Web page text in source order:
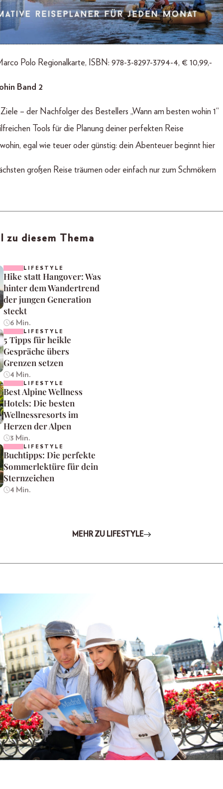
Polo Regionalkarte, ISBN: 978-3-8297-3794-4, € 10,99,-
Band 2
– der Nachfolger des Bestellers „Wann am besten wohin 1“
Tools für die Planung deiner perfekten Reise
egal wie teuer oder günstig: dein Abenteuer beginnt hier
großen Reise träumen oder einfach nur zum Schmökern
diesem Thema
LIFESTYLE
Hike statt Hangover: Was
hinter dem Wandertrend
der jungen Generation
steckt
6 Min.
LIFESTYLE
5 Tipps für heikle
Gespräche übers
Grenzen setzen
4 Min.
LIFESTYLE
Best Alpine Wellness
Hotels: Die besten
Wellnessresorts im
Herzen der Alpen
3 Min.
LIFESTYLE
Buchtipps: Die perfekte
Sommerlektüre für dein
Sternzeichen
4 Min.
MEHR ZU LIFESTYLE